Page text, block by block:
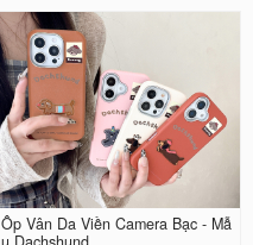
Ốp Vân Da Viền Camera Bạc - Mẫ